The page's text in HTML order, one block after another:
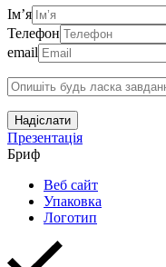
Ім’я
Телефон
email
Надіслати
Презентація
Бриф
Веб сайт
Упаковка
Логотип